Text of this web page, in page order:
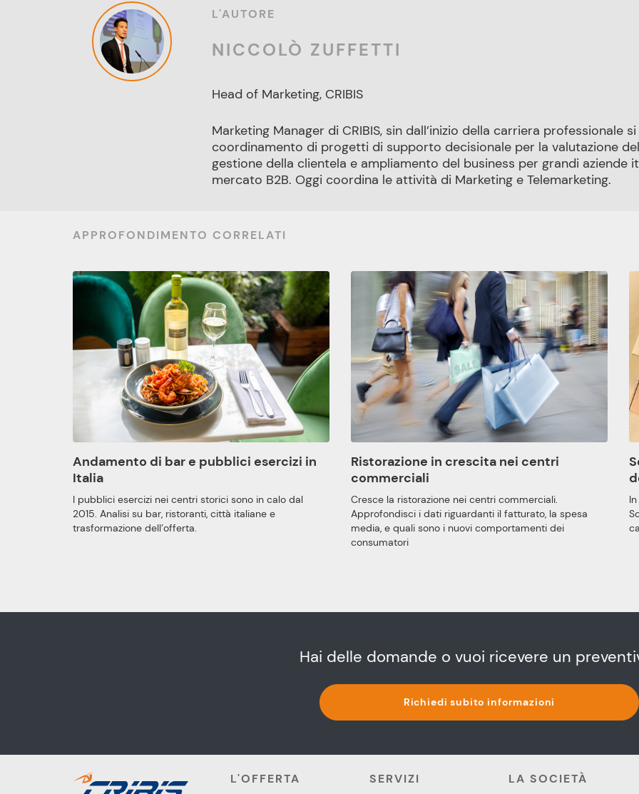
L'AUTORE
NICCOLÒ ZUFFETTI
Head of Marketing, CRIBIS
Marketing Manager di CRIBIS, sin dall’inizio della carriera professionale
coordinamento di progetti di supporto decisionale per la valutazione
gestione della clientela e ampliamento del business per grandi aziende
mercato B2B. Oggi coordina le attività di Marketing e Telemarketing.
APPROFONDIMENTO CORRELATI
Andamento di bar e pubblici esercizi in
Italia
I pubblici esercizi nei centri storici sono in calo dal
2015. Analisi su bar, ristoranti, città italiane e
trasformazione dell’offerta.
Ristorazione in crescita nei centri
commerciali
Cresce la ristorazione nei centri commerciali.
Approfondisci i dati riguardanti il fatturato, la spesa
media, e quali sono i nuovi comportamenti dei
consumatori
Hai delle domande o vuoi ricevere un
Richiedi subito informazioni
L'OFFERTA SERVIZI LA SOCIETÀ